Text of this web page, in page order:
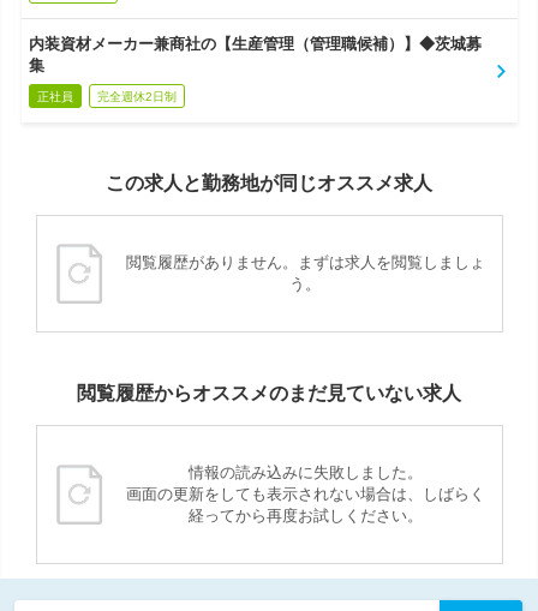
内装資材メーカー兼商社の【生産管理（管理職候補）】◆茨城募
集
正社員 完全週休2日制
この求人と勤務地が同じオススメ求人
閲覧履歴がありません。まずは求人を閲覧しましょ
う。
閲覧履歴からオススメのまだ見ていない求人
情報の読み込みに失敗しました。
画面の更新をしても表示されない場合は、しばらく
経ってから再度お試しください。